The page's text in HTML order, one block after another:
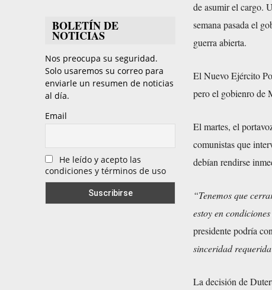
BOLETÍN DE
NOTICIAS
Nos preocupa su seguridad.
Solo usaremos su correo para
enviarle un resumen de noticias
al día.
Email
He leído y acepto las
condiciones y términos de uso
de asumir el cargo.
semana pasada el
guerra abierta.
El Nuevo Ejército
pero el gobienro de
El martes, el
comunistas que
debían rendirse
“Tenemos que
estoy en
presidente podría
sinceridad
La decisión de